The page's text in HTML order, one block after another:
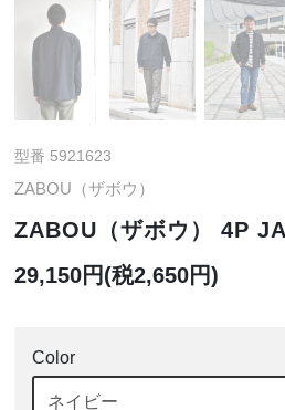
型番 5921623
ZABOU（ザボウ）
ZABOU（ザボウ） 4P
29,150円(税2,650円)
Color